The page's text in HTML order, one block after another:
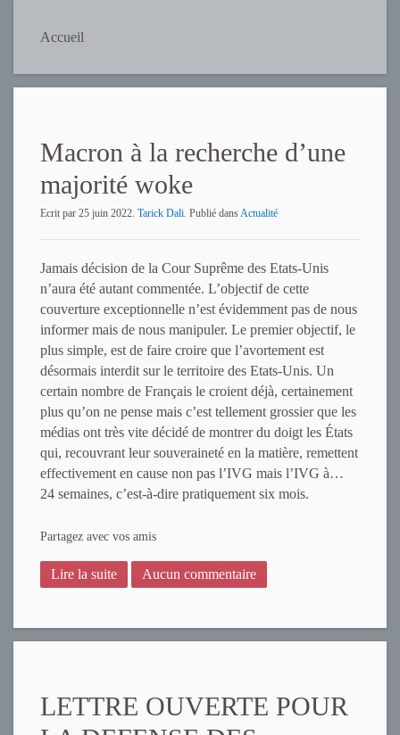
Accueil
Macron à la recherche d’une
majorité woke
Ecrit par 25 juin 2022. Tarick Dali. Publié dansActualité
Jamais décision de la Cour Suprême des Etats-Unis
n’aura été autant commentée. L’objectif de cette
couverture exceptionnelle n’est évidemment pas de nous
informer mais de nous manipuler. Le premier objectif, le
plus simple, est de faire croire que l’avortement est
désormais interdit sur le territoire des Etats-Unis. Un
certain nombre de Français le croient déjà, certainement
plus qu’on ne pense mais c’est tellement grossier que les
médias ont très vite décidé de montrer du doigt les États
qui, recouvrant leur souveraineté en la matière, remettent
effectivement en cause non pas l’IVG mais l’IVG à…
24 semaines, c’est-à-dire pratiquement six mois.
Partagez avec vos amis
Lire la suite Aucun commentaire
LETTRE OUVERTE POUR